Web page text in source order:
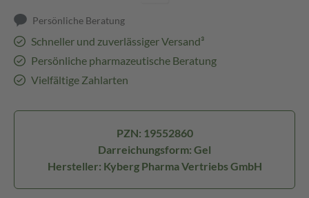
Persönliche Beratung
Schneller und zuverlässiger Versand³
Persönliche pharmazeutische Beratung
Vielfältige Zahlarten
PZN: 19552860
Darreichungsform: Gel
Hersteller: Kyberg Pharma Vertriebs GmbH